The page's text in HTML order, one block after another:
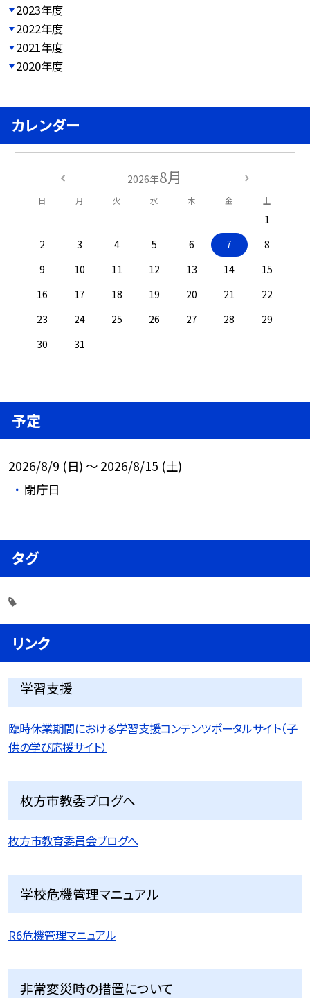
2023年度
2022年度
2021年度
2020年度
カレンダー
2026年8月
日 月 火 水 木 金 土
1
2
3 4 5 6 7
8
9
10 11 12 13 14
15
16
17 18 19 20 21
22
23
24 25 26 27 28
29
30
31
予定
2026/8/9 (日) ～ 2026/8/15 (土)
閉庁日
タグ
リンク
学習支援
臨時休業期間における学習支援コンテンツポータルサイト（子
供の学び応援サイト）
枚方市教委ブログへ
枚方市教育委員会ブログへ
学校危機管理マニュアル
R6危機管理マニュアル
非常変災時の措置について